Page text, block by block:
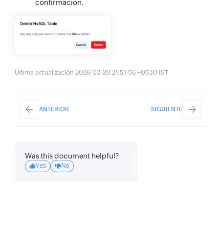
confirmación.
Última actualización 2026-03-20 21:51:56 +0530 IST
ANTERIOR SIGUIENTE
Was this document helpful?
Yes No